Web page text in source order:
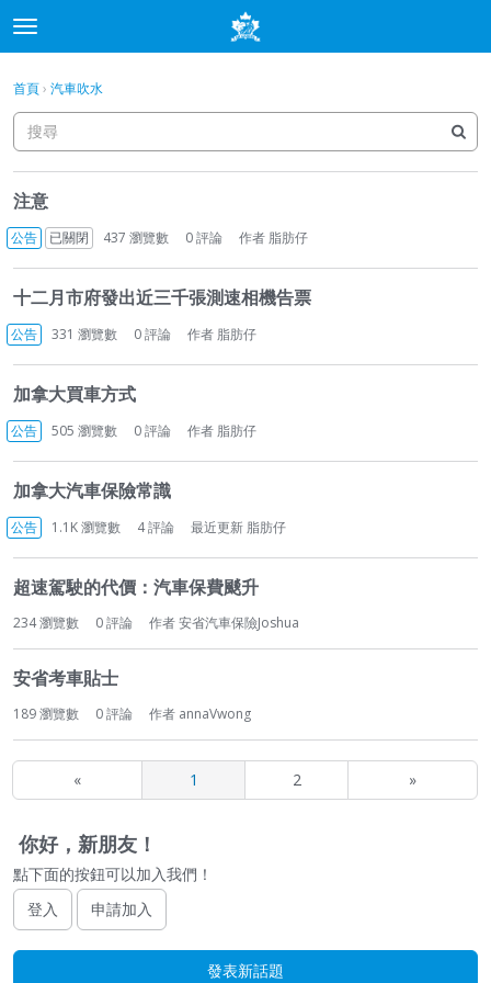
t
o
g
e
m
e
u
討論
最新動態
登入 · 申請加入
首頁› 汽車吹水
論
列
表
注意
公告 已關閉 437 瀏覽數 0評論 作者 脂肪仔
十二月市府發出近三千張測速相機告票
公告 331 瀏覽數 0評論 作者 脂肪仔
加拿大買車方式
公告 505 瀏覽數 0評論 作者 脂肪仔
加拿大汽車保險常識
公告 1.1K瀏覽數 4評論 最近更新 脂肪仔
超速駕駛的代價：汽車保費颷升
234瀏覽數 0評論 作者安省汽車保險Joshua
安省考車貼士
189瀏覽數 0評論 作者 annaVwong
« 1 2 »
你好，新朋友！
點下面的按鈕可以加入我們！
登入
申請加入
發表新話題